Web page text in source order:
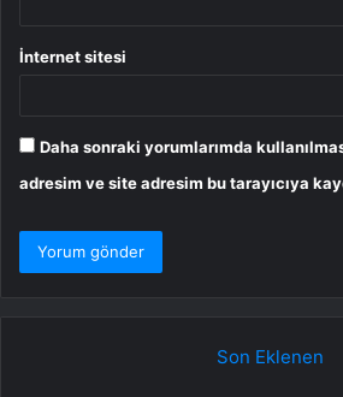
İnternet sitesi
Daha sonraki yorumlarımda
adresim ve site adresim bu tarayıcıya
Son Eklenen